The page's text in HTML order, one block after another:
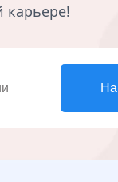
карьере!